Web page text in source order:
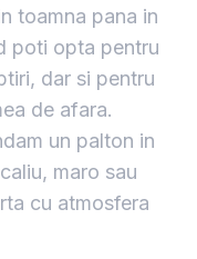
toamna pana in
poti opta pentru
dar si pentru
de afara.
un palton in
maro sau
cu atmosfera